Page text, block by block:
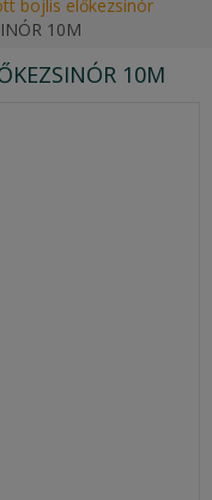
bojlis előkezsinór
10M
10M